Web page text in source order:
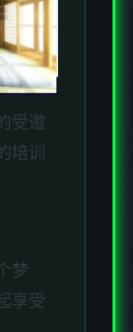
受邀
培训
梦
享受